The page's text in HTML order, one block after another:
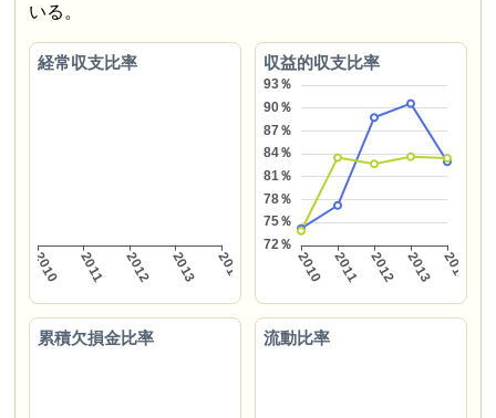
いる。
経常収支比率 収益的収支比率
累積欠損金比率 流動比率